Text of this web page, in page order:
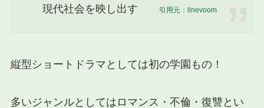
現代社会を映し出す
引用元：linevoom
縦型ショートドラマとしては初の学園もの！
多いジャンルとしてはロマンス・不倫・復讐とい